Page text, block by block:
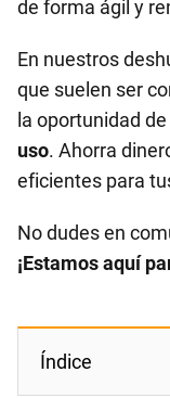
de forma ágil y
En nuestros
que suelen ser
la oportunidad de
uso. Ahorra
eficientes para
No dudes en
¡Estamos aquí
Índice